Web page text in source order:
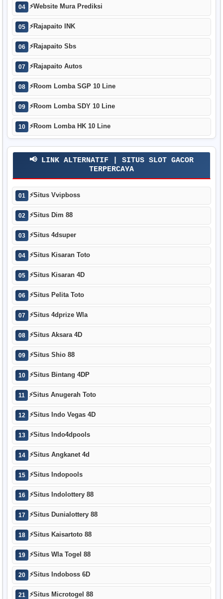
04 ⚡Website Mura Prediksi
05 ⚡Rajapaito INK
06 ⚡Rajapaito Sbs
07 ⚡Rajapaito Autos
08 ⚡Room Lomba SGP 10 Line
09 ⚡Room Lomba SDY 10 Line
10 ⚡Room Lomba HK 10 Line
📢 LINK ALTERNATIF | SITUS SLOT GACOR
TERPERCAYA
01 ⚡Situs Vvipboss
02 ⚡Situs Dim 88
03 ⚡Situs 4dsuper
04 ⚡Situs Kisaran Toto
05 ⚡Situs Kisaran 4D
06 ⚡Situs Pelita Toto
07 ⚡Situs 4dprize Wla
08 ⚡Situs Aksara 4D
09 ⚡Situs Shio 88
10 ⚡Situs Bintang 4DP
11 ⚡Situs Anugerah Toto
12 ⚡Situs Indo Vegas 4D
13 ⚡Situs Indo4dpools
14 ⚡Situs Angkanet 4d
15 ⚡Situs Indopools
16 ⚡Situs Indolottery 88
17 ⚡Situs Dunialottery 88
18 ⚡Situs Kaisartoto 88
19 ⚡Situs Wla Togel 88
20 ⚡Situs Indoboss 6D
21 ⚡Situs Microtogel 88